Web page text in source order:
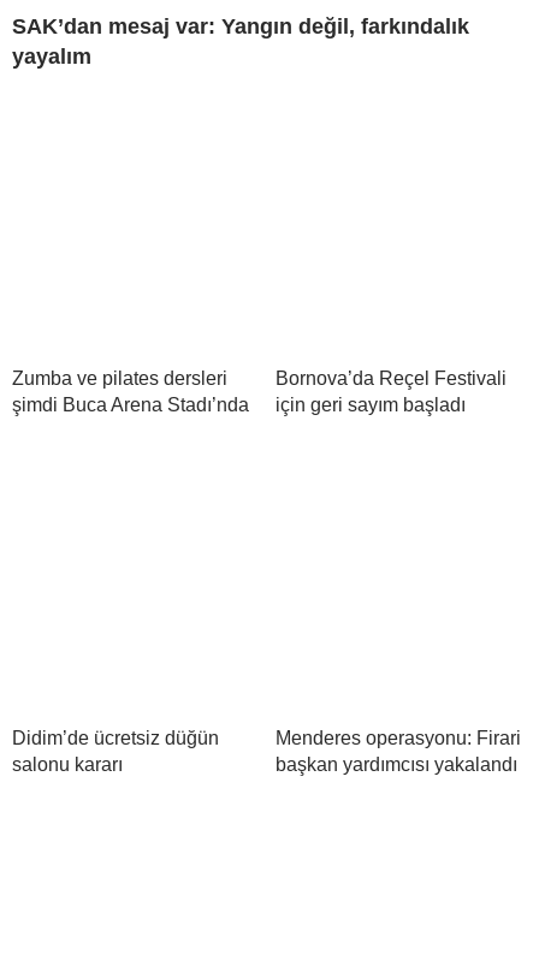
SAK’dan mesaj var: Yangın değil, farkındalık
yayalım
Zumba ve pilates dersleri
şimdi Buca Arena Stadı’nda
Bornova’da Reçel Festivali
için geri sayım başladı
Didim’de ücretsiz düğün
salonu kararı
Menderes operasyonu: Firari
başkan yardımcısı yakalandı